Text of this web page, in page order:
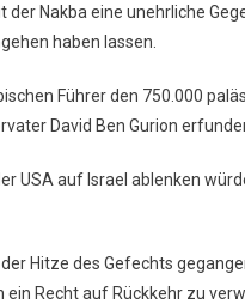
Nakba eine unehrliche
haben lassen.
Führer den 750.000
David Ben Gurion
USA auf Israel ablenken
Hitze des Gefechts
Recht auf Rückkehr zu